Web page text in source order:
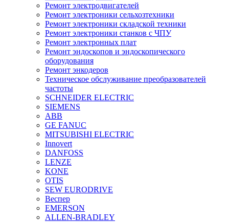
Ремонт электродвигателей
Ремонт электроники сельхозтехники
Ремонт электроники складской техники
Ремонт электроники станков с ЧПУ
Ремонт электронных плат
Ремонт эндоскопов и эндоскопического
оборудования
Ремонт энкодеров
Техническое обслуживание преобразователей
частоты
SCHNEIDER ELECTRIC
SIEMENS
ABB
GE FANUC
MITSUBISHI ELECTRIC
Innovert
DANFOSS
LENZE
KONE
OTIS
SEW EURODRIVE
Веспер
EMERSON
ALLEN-BRADLEY